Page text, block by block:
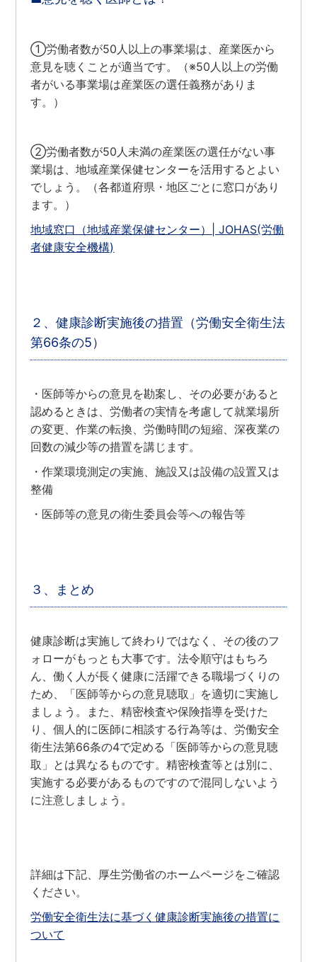
①労働者数が50人以上の事業場は、産業医から
意見を聴くことが適当です。（※50人以上の労働
者がいる事業場は産業医の選任義務がありま
す。）
②労働者数が50人未満の産業医の選任がない事
業場は、地域産業保健センターを活用するとよい
でしょう。（各都道府県・地区ごとに窓口があり
ます。）
地域窓口（地域産業保健センター）| JOHAS(労働
者健康安全機構)
２、健康診断実施後の措置（労働安全衛生法
第66条の5）
・医師等からの意見を勘案し、その必要があると
認めるときは、労働者の実情を考慮して就業場所
の変更、作業の転換、労働時間の短縮、深夜業の
回数の減少等の措置を講じます。
・作業環境測定の実施、施設又は設備の設置又は
整備
・医師等の意見の衛生委員会等への報告等
３、まとめ
健康診断は実施して終わりではなく、その後のフ
ォローがもっとも大事です。法令順守はもちろ
ん、働く人が長く健康に活躍できる職場づくりの
ため、「医師等からの意見聴取」を適切に実施し
ましょう。また、精密検査や保険指導を受けた
り、個人的に医師に相談する行為等は、労働安全
衛生法第66条の4で定める「医師等からの意見聴
取」とは異なるものです。精密検査等とは別に、
実施する必要があるものですので混同しないよう
に注意しましょう。
詳細は下記、厚生労働省のホームページをご確認
ください。
労働安全衛生法に基づく健康診断実施後の措置に
ついて